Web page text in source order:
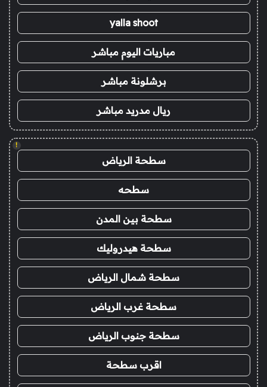
yalla shoot
مباريات اليوم مباشر
برشلونة مباشر
ريال مدريد مباشر
!
سطحة الرياض
سطحه
سطحة بين المدن
سطحة هيدروليك
سطحة شمال الرياض
سطحة غرب الرياض
سطحة جنوب الرياض
اقرب سطحة